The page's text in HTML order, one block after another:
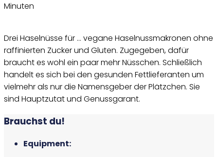
Minuten
Drei Haselnüsse für … vegane Haselnussmakronen ohne
raffinierten Zucker und Gluten. Zugegeben, dafür
braucht es wohl ein paar mehr Nüsschen. Schließlich
handelt es sich bei den gesunden Fettlieferanten um
vielmehr als nur die Namensgeber der Plätzchen. Sie
sind Hauptzutat und Genussgarant.
Brauchst du!
Equipment: